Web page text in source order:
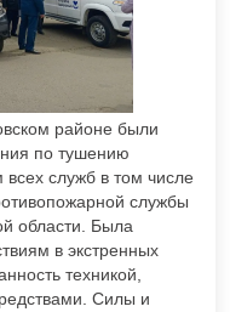
районе были
по тушению
служб в том числе
службы
области. Была
в экстренных
техникой,
Силы и